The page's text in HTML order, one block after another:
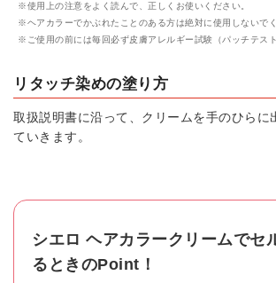
※使用上の注意をよく読んで、正しくお使いください。
※ヘアカラーでかぶれたことのある方は絶対に使用しないでく
※ご使用の前には毎回必ず皮膚アレルギー試験（パッチテス
リタッチ染めの塗り方
取扱説明書に沿って、クリームを手のひらに
ていきます。
シエロ ヘアカラークリームでセ
るときのPoint！